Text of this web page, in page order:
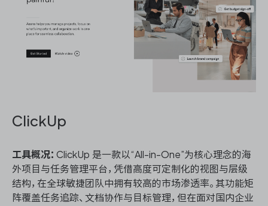
ClickUp
工具概况： ClickUp 是一款以“All-in-One”为核心理念的海
外项目与任务管理平台，凭借高度可定制化的视图与层级
结构，在全球敏捷团队中拥有较高的市场渗透率。其功能矩
阵覆盖任务追踪、文档协作与目标管理，但在面对国内企业